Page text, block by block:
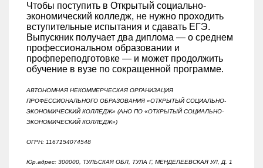
Чтобы поступить в Открытый социально-
экономический колледж, не нужно проходить
вступительные испытания и сдавать ЕГЭ.
Выпускник получает два диплома — о среднем
профессиональном образовании и
профпереподготовке — и может продолжить
обучение в вузе по сокращенной программе.
АВТОНОМНАЯ НЕКОММЕРЧЕСКАЯ ОРГАНИЗАЦИЯ
ПРОФЕССИОНАЛЬНОГО ОБРАЗОВАНИЯ «ОТКРЫТЫЙ СОЦИАЛЬНО-
ЭКОНОМИЧЕСКИЙ КОЛЛЕДЖ» (АНО ПО «ОТКРЫТЫЙ СОЦИАЛЬНО-
ЭКОНОМИЧЕСКИЙ КОЛЛЕДЖ»)
ОГРН: 1167154074548
Юр.адрес: 300000, ТУЛЬСКАЯ ОБЛ, ТУЛА Г, МЕНДЕЛЕЕВСКАЯ УЛ, Д. 1